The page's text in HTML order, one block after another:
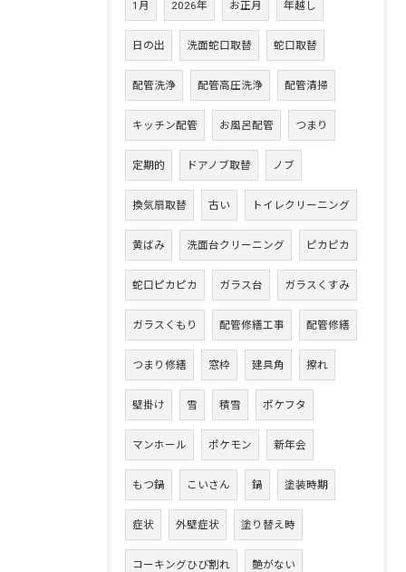
1月 2026年 お正月 年越し
日の出 洗面蛇口取替 蛇口取替
配管洗浄 配管高圧洗浄 配管清掃
キッチン配管 お風呂配管 つまり
定期的 ドアノブ取替 ノブ
換気扇取替 古い トイレクリーニング
黄ばみ 洗面台クリーニング ピカピカ
蛇口ピカピカ ガラス台 ガラスくすみ
ガラスくもり 配管修繕工事 配管修繕
つまり修繕 窓枠 建具角 擦れ
壁掛け 雪 積雪 ポケフタ
マンホール ポケモン 新年会
もつ鍋 こいさん 鍋 塗装時期
症状 外壁症状 塗り替え時
コーキングひび割れ 艶がない